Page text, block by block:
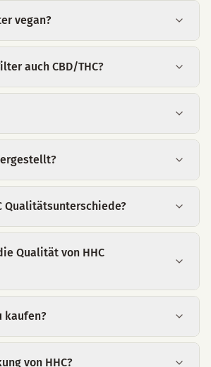
vegan?
auch CBD/THC?
Qualitätsunterschiede?
Qualität von HHC
kaufen?
von HHC?